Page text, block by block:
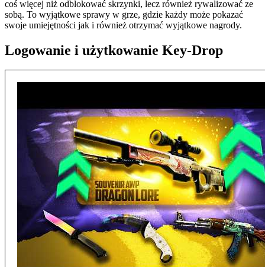
coś więcej niż odblokować skrzynki, lecz również rywalizować ze
sobą. To wyjątkowe sprawy w grze, gdzie każdy może pokazać
swoje umiejętności jak i również otrzymać wyjątkowe nagrody.
Logowanie i użytkowanie Key-Drop